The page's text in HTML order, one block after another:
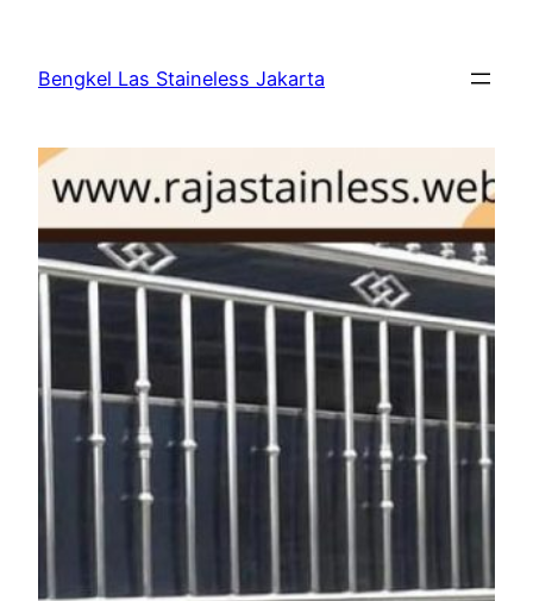
Bengkel Las Staineless Jakarta